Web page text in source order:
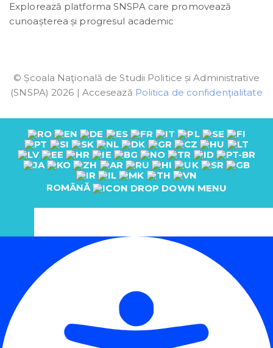
Explorează platforma SNSPA care promovează
cunoașterea și progresul academic
© Școala Naţională de Studii Politice și Administrative
(SNSPA) 2026 | Accesează Politica de confidenţialitate
ROMÂNĂ